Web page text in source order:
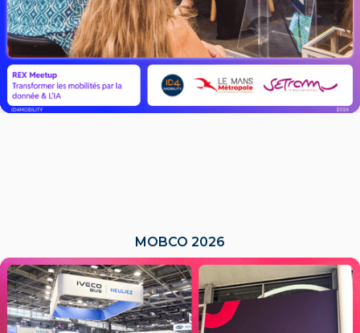
MOBCO 2026
LIRE L'ACTU